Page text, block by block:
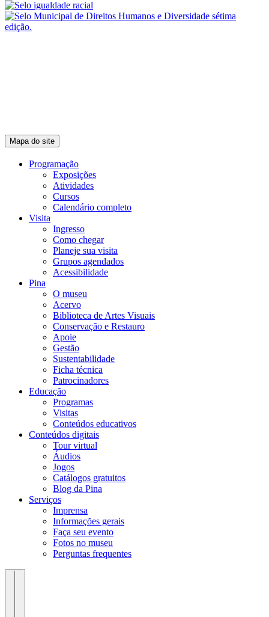
Mapa do site
Programação
Exposições
Atividades
Cursos
Calendário completo
Visita
Ingresso
Como chegar
Planeje sua visita
Grupos agendados
Acessibilidade
Pina
O museu
Acervo
Biblioteca de Artes Visuais
Conservação e Restauro
Apoie
Gestão
Sustentabilidade
Ficha técnica
Patrocinadores
Educação
Programas
Visitas
Conteúdos educativos​
Conteúdos digitais
Tour virtual
Áudios
Jogos
Catálogos gratuitos
Blog da Pina
Serviços
Imprensa
Informações gerais
Faça seu evento
Fotos no museu
Perguntas frequentes